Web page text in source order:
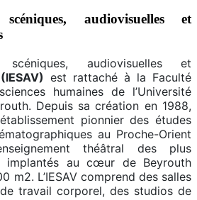
audiovisuelles et
scéniques, audiovisuelles et
(IESAV) est rattaché à la Faculté
humaines de l’Université
Depuis sa création en 1988,
pionnier des études
au Proche-Orient
théâtral des plus
implantés au cœur de Beyrouth
m2. L’IESAV comprend des salles
travail corporel, des studios de